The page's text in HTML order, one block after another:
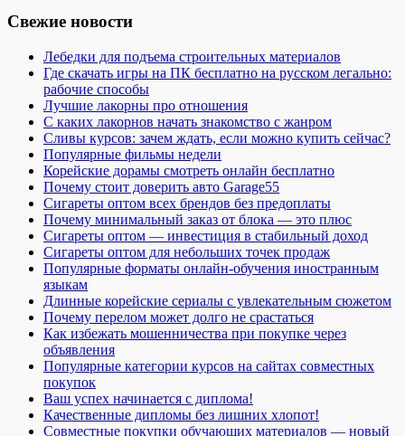
Свежие новости
Лебедки для подъема строительных материалов
Где скачать игры на ПК бесплатно на русском легально:
рабочие способы
Лучшие лакорны про отношения
С каких лакорнов начать знакомство с жанром
Сливы курсов: зачем ждать, если можно купить сейчас?
Популярные фильмы недели
Корейские дорамы смотреть онлайн бесплатно
Почему стоит доверить авто Garage55
Сигареты оптом всех брендов без предоплаты
Почему минимальный заказ от блока — это плюс
Сигареты оптом — инвестиция в стабильный доход
Сигареты оптом для небольших точек продаж
Популярные форматы онлайн-обучения иностранным
языкам
Длинные корейские сериалы с увлекательным сюжетом
Почему перелом может долго не срастаться
Как избежать мошенничества при покупке через
объявления
Популярные категории курсов на сайтах совместных
покупок
Ваш успех начинается с диплома!
Качественные дипломы без лишних хлопот!
Совместные покупки обучающих материалов — новый